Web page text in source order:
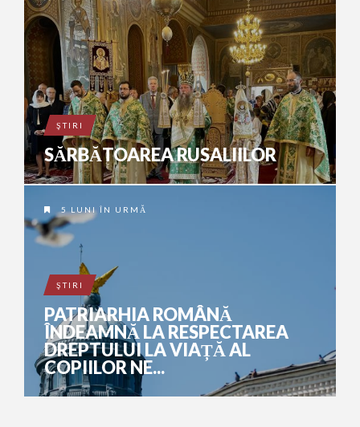
ŞTIRI
SĂRBĂTOAREA RUSALIILOR
5 LUNI ÎN URMĂ
ŞTIRI
PATRIARHIA ROMÂNĂ
ÎNDEAMNĂ LA RESPECTAREA
DREPTULUI LA VIAȚĂ AL
COPIILOR NE...